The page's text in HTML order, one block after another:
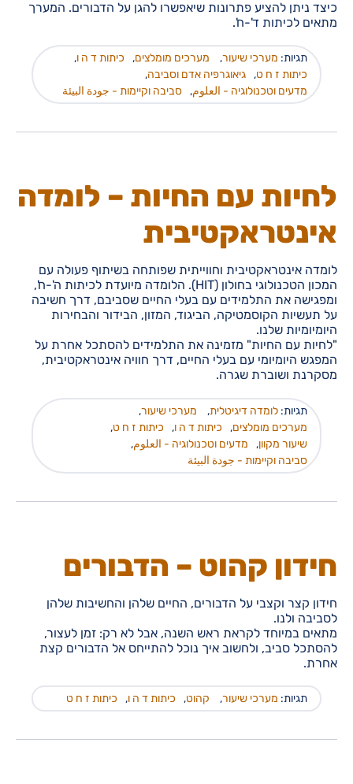
כיצד ניתן להציע פתרונות שיאפשרו להגן על הדבורים. המערך
מתאים לכיתות ד'-ח'.
תגיות: מערכי שיעור, מערכים מומלצים, כיתות ד ה ו,
כיתות ז ח ט, גיאוגרפיה אדם וסביבה,
מדעים וטכנולוגיה - العلوم, סביבה וקיימות - جودة البيئة
לחיות עם החיות – לומדה
אינטראקטיבית
לומדה אינטראקטיבית וחווייתית שפותחה בשיתוף פעולה עם
המכון הטכנולוגי בחולון (HIT). הלומדה מיועדת לכיתות ה'-ח',
ומפגישה את התלמידים עם בעלי החיים שסביבם, דרך חשיבה
על תעשיות הקוסמטיקה, הביגוד, המזון, הבידור והבחירות
היומיומיות שלנו.
"לחיות עם החיות" מזמינה את התלמידים להסתכל אחרת על
המפגש היומיומי עם בעלי החיים, דרך חוויה אינטראקטיבית,
מסקרנת ושוברת שגרה.
תגיות: לומדה דיגיטלית, מערכי שיעור,
מערכים מומלצים, כיתות ד ה ו, כיתות ז ח ט,
שיעור מקוון, מדעים וטכנולוגיה - العلوم,
סביבה וקיימות - جودة البيئة
חידון קהוט – הדבורים
חידון קצר וקצבי על הדבורים, החיים שלהן והחשיבות שלהן
לסביבה ולנו.
מתאים במיוחד לקראת ראש השנה, אבל לא רק: זמן לעצור,
להסתכל סביב, ולחשוב איך נוכל להתייחס אל הדבורים קצת
אחרת.
תגיות: מערכי שיעור, קהוט, כיתות ד ה ו, כיתות ז ח ט